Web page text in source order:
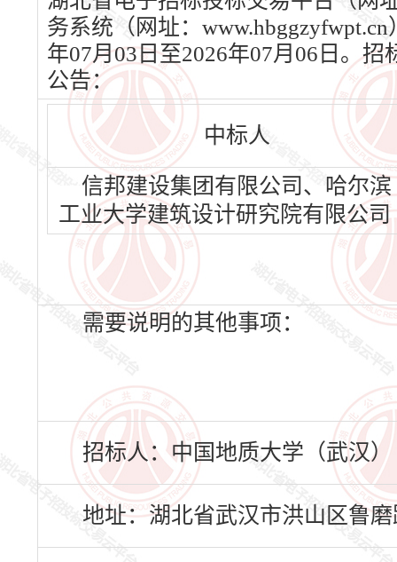
务系统（网址：
年07月03日至2026年07月06日。
公告：
中标人
信邦建设集团有限公司、哈尔滨
工业大学建筑设计研究院有限公司
需要说明的其他事项：
招标人：中国地质大学（武汉）
地址：湖北省武汉市洪山区鲁磨